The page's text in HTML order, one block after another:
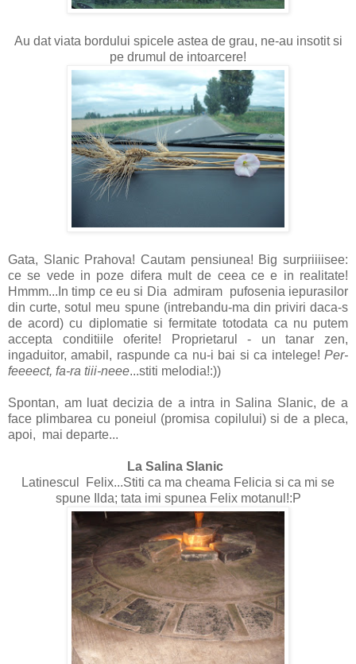
Au dat viata bordului spicele astea de grau, ne-au insotit si
pe drumul de intoarcere!
Gata, Slanic Prahova! Cautam pensiunea! Big surpriiiisee:
ce se vede in poze difera mult de ceea ce e in realitate!
Hmmm...In timp ce eu si Dia admiram pufosenia iepurasilor
din curte, sotul meu spune (intrebandu-ma din priviri daca-s
de acord) cu diplomatie si fermitate totodata ca nu putem
accepta conditiile oferite! Proprietarul - un tanar zen,
ingaduitor, amabil, raspunde ca nu-i bai si ca intelege! Per-
feeeect, fa-ra tiii-neee...stiti melodia!:))
Spontan, am luat decizia de a intra in Salina Slanic, de a
face plimbarea cu poneiul (promisa copilului) si de a pleca,
apoi, mai departe...
La Salina Slanic
Latinescul Felix...Stiti ca ma cheama Felicia si ca mi se
spune Ilda; tata imi spunea Felix motanul!:P